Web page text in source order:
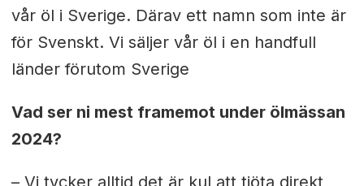
vår öl i Sverige. Därav ett namn som inte är
för Svenskt. Vi säljer vår öl i en handfull
länder förutom Sverige
Vad ser ni mest framemot under ölmässan
2024?